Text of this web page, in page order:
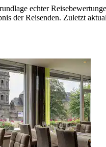
echter
der Reisenden. Zuletzt